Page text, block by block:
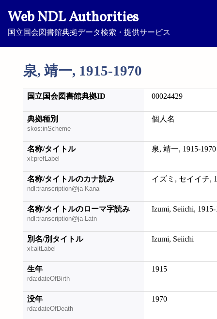
Web NDL Authorities
国立国会図書館典拠データ検索・提供サービス
泉, 靖一, 1915-1970
国立国会図書館典拠ID 00024429
典拠種別
skos:inScheme
個人名
名称/タイトル
xl:prefLabel
泉, 靖一, 1915-1970
名称/タイトルのカナ読み
ndl:transcription@ja-Kana
イズミ, セイイチ,
名称/タイトルのローマ字読み
ndl:transcription@ja-Latn
Izumi, Seiichi, 1915-
別名/別タイトル
xl:altLabel
Izumi, Seiichi
生年
rda:dateOfBirth
1915
没年
rda:dateOfDeath
1970